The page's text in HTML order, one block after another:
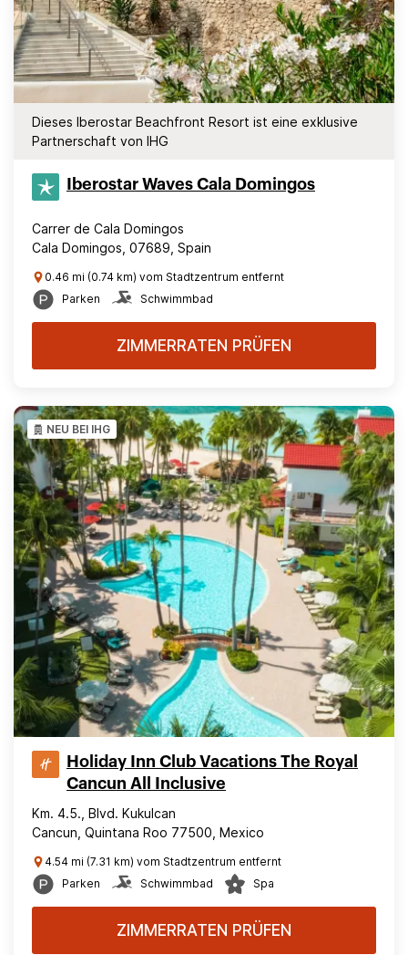
Dieses Iberostar Beachfront Resort ist eine exklusive
Partnerschaft von IHG
Iberostar Waves Cala Domingos
Carrer de Cala Domingos
Cala Domingos, 07689, Spain
0.46 mi (0.74 km) vom Stadtzentrum entfernt
Parken
Schwimmbad
ZIMMERRATEN PRÜFEN
NEU BEI IHG
Holiday Inn Club Vacations The Royal
Cancun All Inclusive
Km. 4.5., Blvd. Kukulcan
Cancun, Quintana Roo 77500, Mexico
4.54 mi (7.31 km) vom Stadtzentrum entfernt
Parken
Schwimmbad Spa
ZIMMERRATEN PRÜFEN